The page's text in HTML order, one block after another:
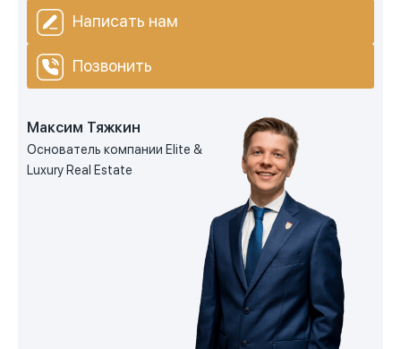
Написать нам
Позвонить
Максим Тяжкин
Основатель компании Elite &
Luxury Real Estate